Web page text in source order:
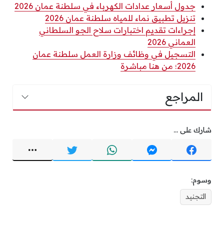
جدول أسعار عدادات الكهرباء في سلطنة عمان 2026
تنزيل تطبيق نماء للمياه سلطنة عمان 2026
إجراءات تقديم اختبارات سلاح الجو السلطاني
العماني 2026
التسجيل في وظائف وزارة العمل سلطنة عمان
2026؛ من هنا مباشرة
المراجع
شارك على ...
وسوم:
التجنيد